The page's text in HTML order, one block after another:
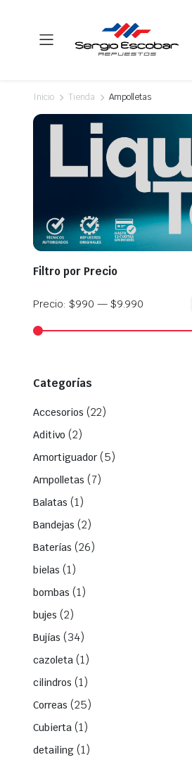
Inicio Tienda Ampolletas
Filtro por Precio
Precio: $990 — $9.990
Categorías
Accesorios (22)
Aditivo (2)
Amortiguador (5)
Ampolletas (7)
Balatas (1)
Bandejas (2)
Baterías (26)
bielas (1)
bombas (1)
bujes (2)
Bujías (34)
cazoleta (1)
cilindros (1)
Correas (25)
Cubierta (1)
detailing (1)